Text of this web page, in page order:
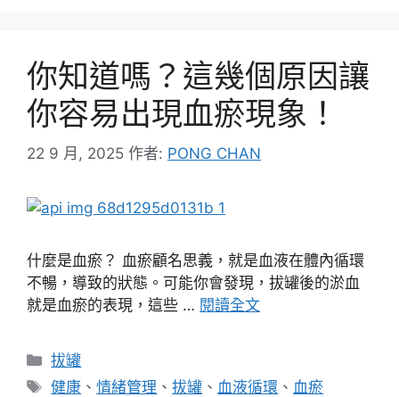
你知道嗎？這幾個原因讓
你容易出現血瘀現象！
22 9 月, 2025 作者: PONG CHAN
什麼是血瘀？ 血瘀顧名思義，就是血液在體內循環
不暢，導致的狀態。可能你會發現，拔罐後的淤血
就是血瘀的表現，這些 … 閱讀全文
分
類
拔罐
標
健康 、情緒管理 、拔罐 、 血液循環 、 血瘀